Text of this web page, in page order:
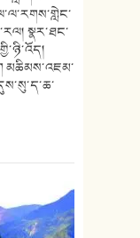
སྣར་ཐང་
མཆིམས་འཇམ་